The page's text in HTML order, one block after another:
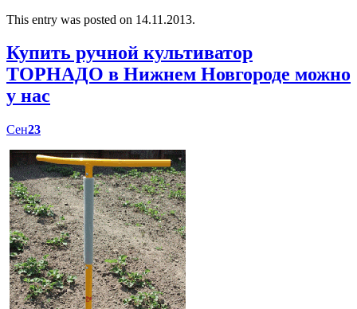
This entry was posted on 14.11.2013.
Купить ручной культиватор
ТОРНАДО в Нижнем Новгороде можно
у нас
Сен23